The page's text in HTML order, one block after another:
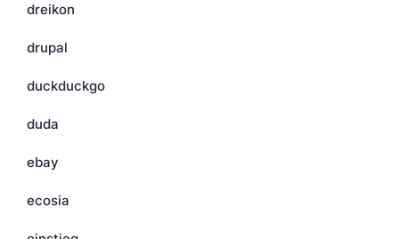
dreikon
drupal
duckduckgo
duda
ebay
ecosia